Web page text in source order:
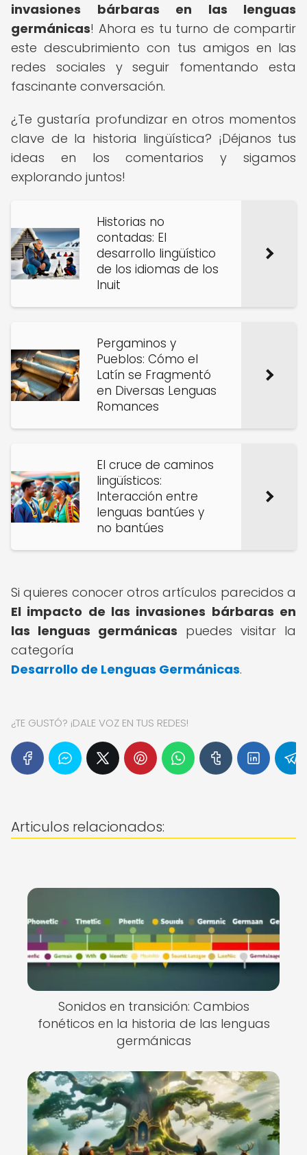
invasiones bárbaras en las lenguas
germánicas! Ahora es tu turno de compartir
este descubrimiento con tus amigos en las
redes sociales y seguir fomentando esta
fascinante conversación.
¿Te gustaría profundizar en otros momentos
clave de la historia lingüística? ¡Déjanos tus
ideas en los comentarios y sigamos
explorando juntos!
Historias no
contadas: El
desarrollo lingüístico
de los idiomas de los
Inuit
Pergaminos y
Pueblos: Cómo el
Latín se Fragmentó
en Diversas Lenguas
Romances
El cruce de caminos
lingüísticos:
Interacción entre
lenguas bantúes y
no bantúes
Si quieres conocer otros artículos parecidos a
El impacto de las invasiones bárbaras en
las lenguas germánicas puedes visitar la
categoría
Desarrollo de Lenguas Germánicas.
¿TE GUSTÓ? ¡DALE VOZ EN TUS REDES!
Articulos relacionados:
Sonidos en transición: Cambios
fonéticos en la historia de las lenguas
germánicas